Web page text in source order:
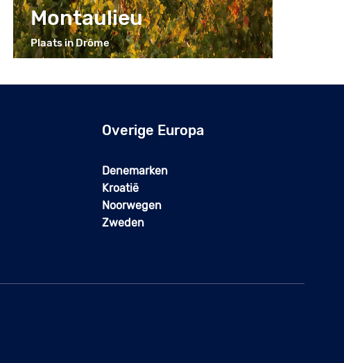
Montaulieu
Plaats in Drôme
Overige Europa
Denemarken
Kroatië
Noorwegen
Zweden